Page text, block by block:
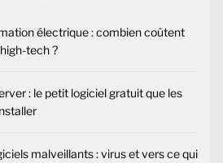
électrique : combien coûtent
tech ?
: le petit logiciel gratuit que les
malveillants : virus et vers ce qui